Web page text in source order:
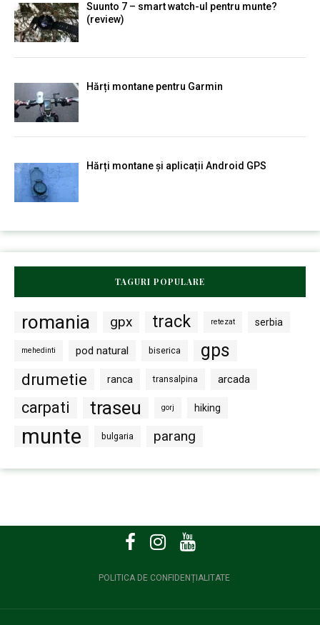
Suunto 7 – smart watch-ul pentru munte?
(review)
Hărți montane pentru Garmin
Hărți montane și aplicații Android GPS
TAGURI POPULARE
romania gpx track retezat serbia
mehedinti pod natural biserica gps
drumetie ranca transalpina arcada
carpati traseu gorj hiking
munte bulgaria parang
POLITICA DE CONFIDENȚIALITATE